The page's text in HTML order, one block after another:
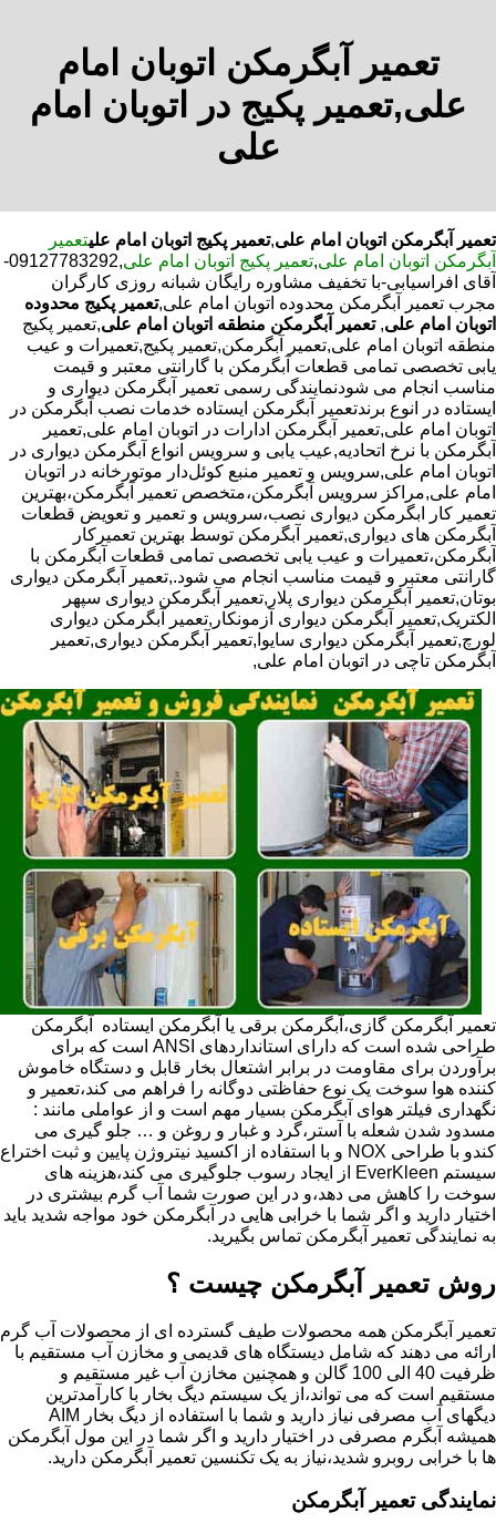
تعمیر آبگرمکن اتوبان امام
علی,تعمیر پکیج در اتوبان امام
علی
تعمیر آبگرمکن اتوبان امام علی,تعمیر پکیج اتوبان امام علیتعمیر
آبگرمکن اتوبان امام علی,تعمیر پکیج اتوبان امام علی
,09127783292-
آقای افراسیابی-با تخفیف مشاوره رایگان شبانه روزی کارگران
مجرب تعمیر آبگرمکن محدوده اتوبان امام علی,تعمیر پکیج محدوده
اتوبان امام علی, تعمیر آبگرمکن منطقه اتوبان امام علی,تعمیر پکیج
منطقه اتوبان امام علی,تعمیر آبگرمکن,تعمیر پکیج,تعمیرات و عیب
یابی تخصصی تمامی قطعات آبگرمکن با گارانتی معتبر و قیمت
مناسب انجام می شودنمایندگی رسمی تعمیر آبگرمکن دیواری و
ایستاده در انوع برندتعمیر آبگرمکن ایستاده خدمات نصب آبگرمکن در
اتوبان امام علی,تعمیر آبگرمکن ادارات در اتوبان امام علی,تعمیر
آبگرمکن با نرخ اتحادیه,عیب یابی و سرویس انواع آبگرمکن دیواری در
اتوبان امام علی,سرویس و تعمیر منبع کوئل‌دار موتورخانه در اتوبان
امام علی,مراکز سرویس آبگرمکن،متخصص تعمیر آبگرمکن،بهترین
تعمیر کار ابگرمکن دیواری نصب،سرویس و تعمیر و تعویض قطعات
آبگرمکن های دیواری,تعمیر آبگرمکن توسط بهترین تعمیرکار
آبگرمکن،تعمیرات و عیب یابی تخصصی تمامی قطعات آبگرمکن با
گارانتی معتبر و قیمت مناسب انجام می شود.,تعمیر آبگرمکن دیواری
بوتان,تعمیر آبگرمکن دیواری پلار,تعمیر آبگرمکن دیواری سپهر
الکتریک,تعمیر آبگرمکن دیواری آزمونکار,تعمیر آبگرمکن دیواری
لورچ,تعمیر آبگرمکن دیواری سایوا,تعمیر آبگرمکن دیواری,تعمیر
آبگرمکن تاچی در اتوبان امام علی,
تعمیر آبگرمکن گازی،آبگرمکن برقی یا آبگرمکن ایستاده ​ آبگرمکن
طراحی شده است که دارای استانداردهای ANSI است که برای
برآوردن برای مقاومت در برابر اشتعال بخار قابل و دستگاه خاموش
کننده هوا سوخت یک نوع حفاظتی دوگانه را فراهم می کند،تعمیر و
نگهداری فیلتر هوای آبگرمکن بسیار مهم است و از عواملی مانند :
مسدود شدن شعله با آستر،گرد و غبار و روغن و … جلو گیری می
کندو با طراحی NOX و با استفاده از اکسید نیتروژن پایین و ثبت اختراع
سیستم EverKleen از ایجاد رسوب جلوگیری می کند،هزینه های
سوخت را کاهش می دهد،و در این صورت شما آب گرم بیشتری در
اختیار دارید و اگر شما با خرابی هایی در آبگرمکن خود مواجه شدید باید
به نمایندگی تعمیر آبگرمکن تماس بگیرید.
روش تعمیر آبگرمکن چیست ؟
تعمیر آبگرمکن همه محصولات طیف گسترده ای از محصولات آب گرم
ارائه می دهند که شامل دیستگاه های قدیمی و مخازن آب مستقیم با
ظرفیت 40 الی 100 گالن و همچنین مخازن آب غیر مستقیم و
مستقیم است که می تواند،از یک سیستم دیگ بخار با کارآمدترین
دیگهای آب مصرفی نیاز دارید و شما با استفاده از دیگ بخار AIM
همیشه آبگرم مصرفی در اختیار دارید و اگر شما در این مول آبگرمکن
ها با خرابی روبرو شدید،نیاز به یک تکنسین تعمیر آبگرمکن دارید.
نمایندگی تعمیر آبگرمکن